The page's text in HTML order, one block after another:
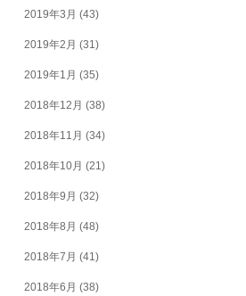
2019年3月 (43)
2019年2月 (31)
2019年1月 (35)
2018年12月 (38)
2018年11月 (34)
2018年10月 (21)
2018年9月 (32)
2018年8月 (48)
2018年7月 (41)
2018年6月 (38)